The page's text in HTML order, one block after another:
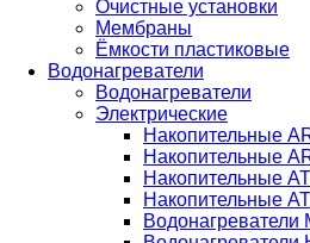
Очистные установки
Мембраны
Ёмкости пластиковые
Водонагреватели
Водонагреватели
Электрические
Накопительные
Накопительные
Накопительные
Накопительные
Водонагреватели